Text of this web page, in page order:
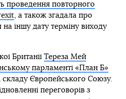
проведення повторного
, а також згадала про
іншу дату терміну виходу
Британії Тереза Мей
парламенті «План Б»
складу Європейського Союзу.
переговорів з